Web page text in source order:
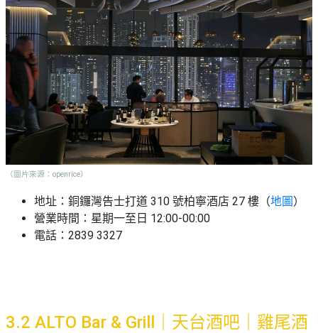
（圖片來源：openrice）
地址：銅鑼灣告士打道 310 號柏寧酒店 27 樓（地圖）
營業時間：星期一至日 12:00-00:00
電話：2839 3327
3.2 ALTO Bar & Grill｜天台酒吧｜雞尾酒